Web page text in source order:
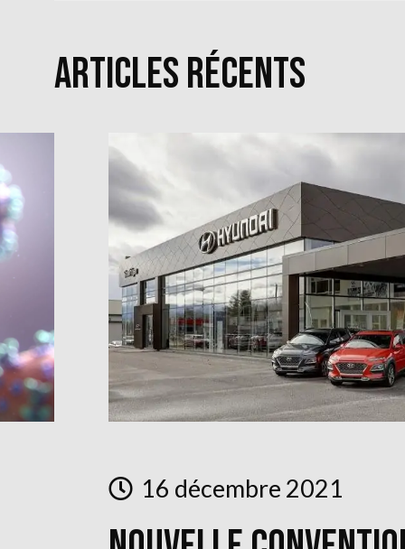
Articles récents
16 décembre 2021